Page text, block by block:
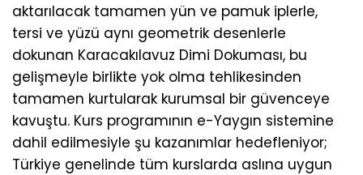
aktarılacak tamamen yün ve pamuk iplerle,
tersi ve yüzü aynı geometrik desenlerle
dokunan Karacakılavuz Dimi Dokuması, bu
gelişmeyle birlikte yok olma tehlikesinden
tamamen kurtularak kurumsal bir güvenceye
kavuştu. Kurs programının e-Yaygın sistemine
dahil edilmesiyle şu kazanımlar hedefleniyor;
Türkiye genelinde tüm kurslarda aslına uygun